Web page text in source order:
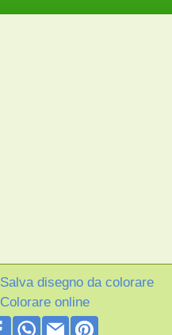
Salva disegno da colorare
Colorare online